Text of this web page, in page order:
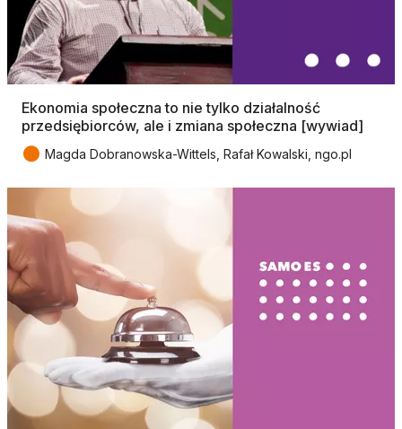
Ekonomia społeczna to nie tylko działalność
przedsiębiorców, ale i zmiana społeczna [wywiad]
● Magda Dobranowska-Wittels, Rafał Kowalski, ngo.pl